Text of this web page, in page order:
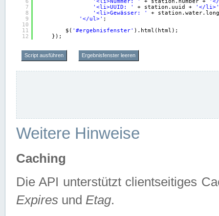
7
8
9
10
11
12
'<li>UUID: '
+ station.uuid +
'</li>'
'<li>Gewässer: '
+
'</ul>' ;
$( '#ergebnisfenster' ).html(html);
});
Script ausführen Ergebnisfenster leeren
Weitere Hinweise
Caching
Die API unterstützt clientseitiges
Expires und Etag.